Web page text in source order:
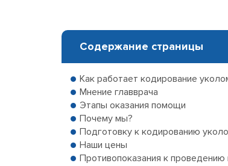
Содержание страницы
Как работает кодирование
Мнение главврача
Этапы оказания помощи
Почему мы?
Подготовку к кодированию
Наши цены
Противопоказания к